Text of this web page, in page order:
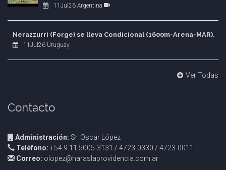
11Jul26 Argentina
Nerazzurri (Forge) se lleva Condicional (1600m-Arena-MAR).
11Jul26 Uruguay
Ver Todas
Contacto
Administración: Sr. Oscar López
Teléfono: +54 9 11 5005-3131 / 4723-0330 / 4723-0011
Correo: olopez@haraslaprovidencia.com.ar